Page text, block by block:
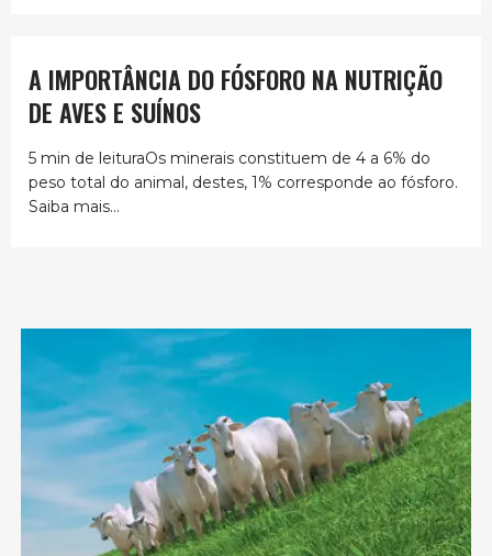
A IMPORTÂNCIA DO FÓSFORO NA NUTRIÇÃO
DE AVES E SUÍNOS
5 min de leituraOs minerais constituem de 4 a 6% do
peso total do animal, destes, 1% corresponde ao fósforo.
Saiba mais...